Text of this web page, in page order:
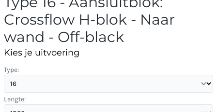
Crossflow H-blok - Naar
wand - Off-black
Kies je uitvoering
Type:
Lengte: